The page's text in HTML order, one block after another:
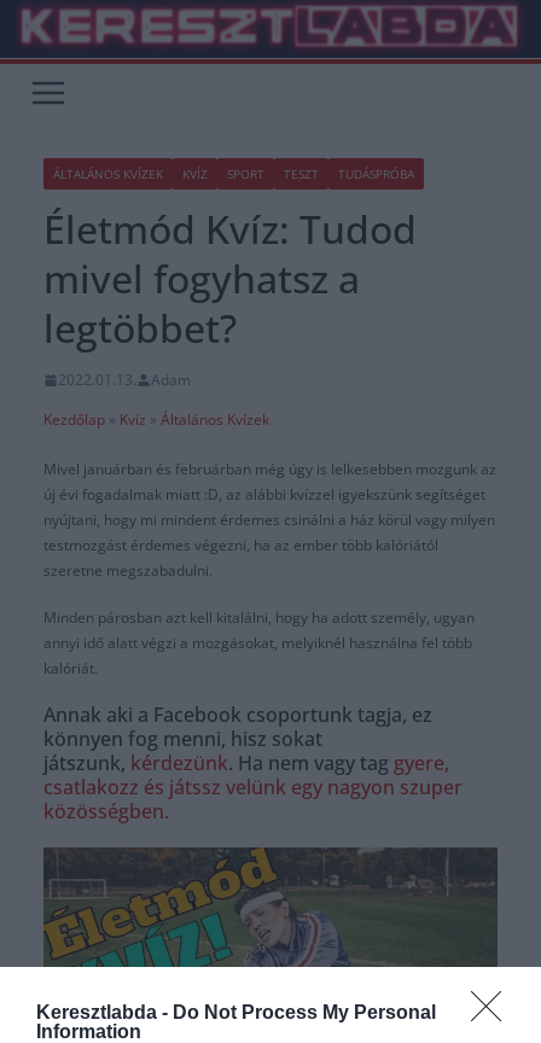
Keresztlabda - Do Not Process My Personal
Information
Skip
content
ÁLTALÁNOS KVÍZEK KVÍZ SPORT TESZT TUDÁSPRÓBA
Életmód Kvíz: Tudod
mivel fogyhatsz a
legtöbbet?
2022.01.13.
Adam
Kezdőlap » Kvíz » Általános Kvízek
Mivel januárban és februárban még úgy is lelkesebben mozgunk az
új évi fogadalmak miatt :D, az alábbi kvízzel igyekszünk segítséget
nyújtani, hogy mi mindent érdemes csinálni a ház körül vagy milyen
testmozgást érdemes végezni, ha az ember több kalóriától
szeretne megszabadulni.
Minden párosban azt kell kitalálni, hogy ha adott személy, ugyan
annyi idő alatt végzi a mozgásokat, melyiknél használna fel több
kalóriát.
Annak aki a Facebook csoportunk tagja, ez
könnyen fog menni, hisz sokat
játszunk, kérdezünk. Ha nem vagy tag gyere,
csatlakozz és játssz velünk egy nagyon szuper
közösségben.